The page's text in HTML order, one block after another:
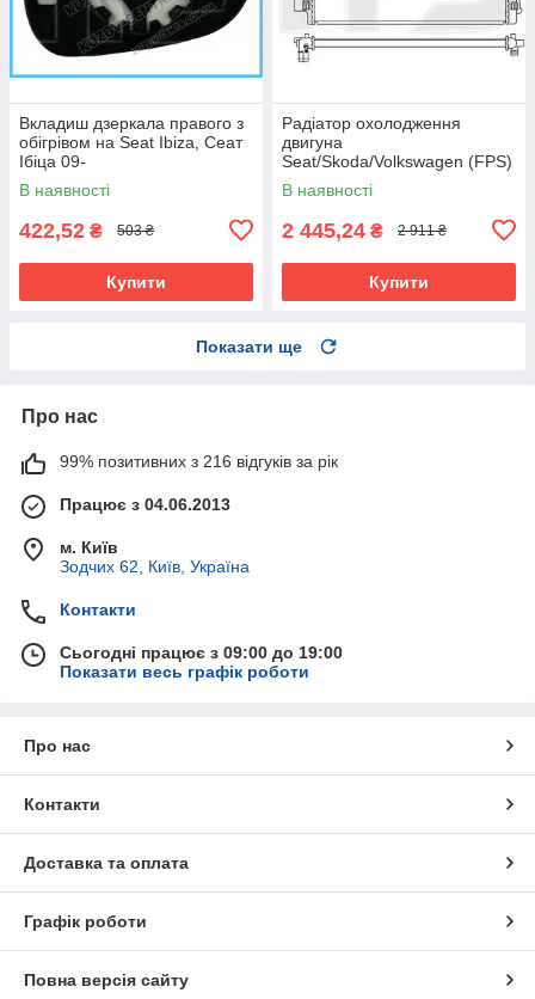
Вкладиш дзеркала правого з
обігрівом на Seat Ibiza, Сеат
Ібіца 09-
В наявності
422,52 ₴ 503 ₴
Купити
Радіатор охолодження
двигуна
Seat/Skoda/Volkswagen (FPS)
FP 74 A382
В наявності
2 445,24 ₴ 2 911 ₴
Купити
Показати ще
Про нас
99% позитивних з 216 відгуків за рік
Працює з 04.06.2013
м. Київ
Зодчих 62, Київ, Україна
Контакти
Сьогодні працює з 09:00 до 19:00
Показати весь графік роботи
Про нас
Контакти
Доставка та оплата
Графік роботи
Повна версія сайту